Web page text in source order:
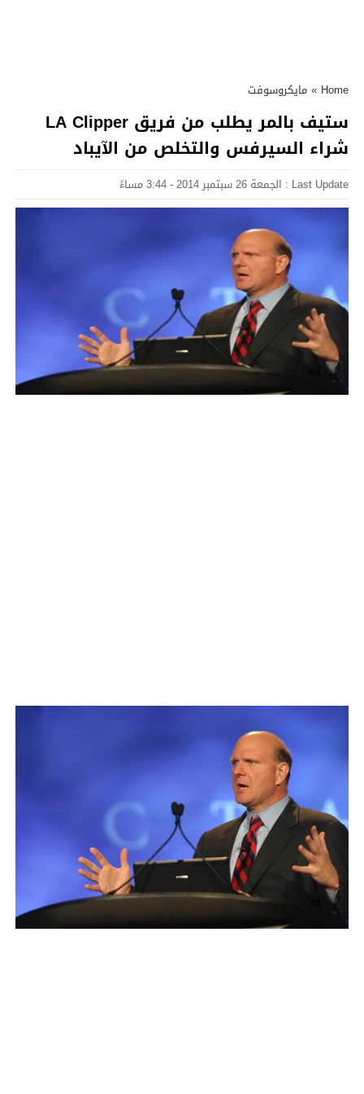
Home
» مايكروسوفت
ستيف بالمر يطلب من فريق LA Clipper
شراء السيرفس والتخلص من الآيباد
Last Update : الجمعة 26 سبتمبر 2014 - 3:44 مساءً